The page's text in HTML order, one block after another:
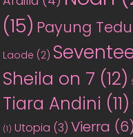
(15) Payung
Laode (2)
Sheila on 7 (12)
Tiara Andini (11)
(1) Utopia (3) Vierra (6)